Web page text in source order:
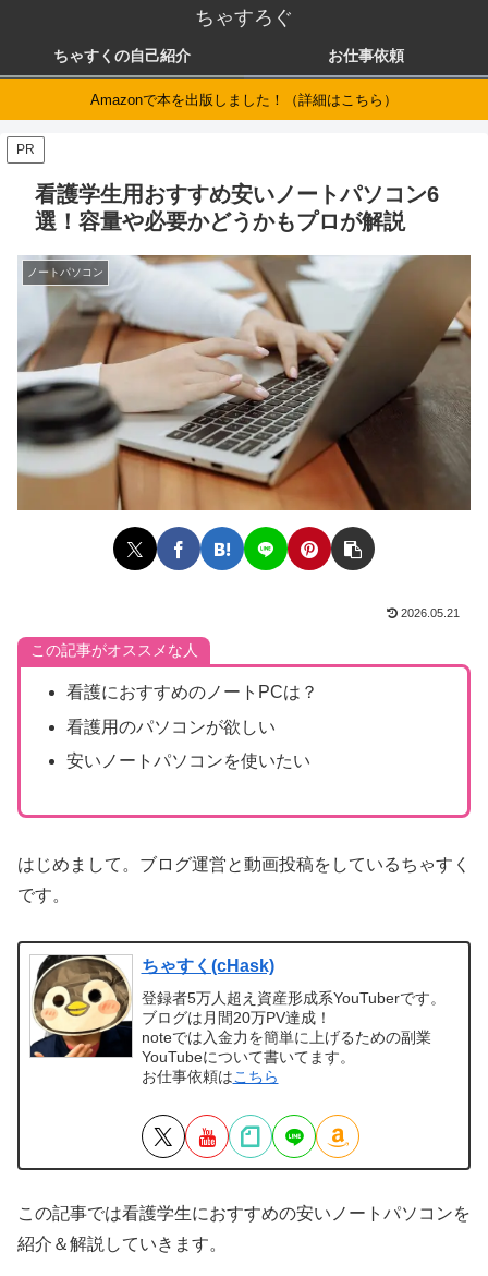
ちゃすろぐ
ちゃすくの自己紹介 お仕事依頼
Amazonで本を出版しました！（詳細はこちら）
PR
看護学生用おすすめ安いノートパソコン6
選！容量や必要かどうかもプロが解説
ノートパソコン
2026.05.21
この記事がオススメな人
看護におすすめのノートPCは？
看護用のパソコンが欲しい
安いノートパソコンを使いたい
はじめまして。ブログ運営と動画投稿をしているちゃすく
です。
ちゃすく(cHask)
登録者5万人超え資産形成系YouTuberです。
ブログは月間20万PV達成！
noteでは入金力を簡単に上げるための副業
YouTubeについて書いてます。
お仕事依頼はこちら
この記事では看護学生におすすめの安いノートパソコンを
紹介＆解説していきます。